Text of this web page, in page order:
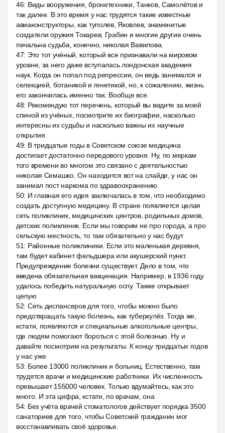
46: Виды вооружения, бронетехники, Танков, Самолётов и
так далее. В это время у нас трудятся такие известные
авиаконструкторы, как туполев, Яковлев, знаменитые
создатели оружия Токарев, Грабин и многие другие очень
печальна судьба, конечно, николая Вавилова.
47: Это тот учёный, который все признавали на мировом
уровне, за него даже вступалась лондонская академия
наук. Когда он попал под репрессии, он ведь занимался и
селекцией, ботаникой и генетикой, но, к сожалению, жизнь
его закончилась именно так. Вообще все.
48: Рекомендую тот перечень, который вы видите за моей
спиной из учёных, посмотрите их биографии, насколько
интересны их судьбы и насколько важны их научные
открытия.
49: В тридцатые годы в Советском союзе медицина
достигает достаточно передового уровня. Ну, по меркам
того времени во многом это связано с деятельностью
николая Семашко. Он находится вот на слайде, у нас он
занимал пост наркома по здравоохранению.
50: И главная его идея заключалась в том, что необходимо
создать доступную медицину. В стране появляется целая
сеть поликлиник, медицинских центров, родильных домов,
детских поликлиник. Если мы говорим не про города, а про
сельскую местность, то там обязательно у нас будут
51: Районные поликлиники. Если это маленькая деревня,
там будет кабинет фельдшера или акушерский пункт.
Предупреждение болезни существует. Дело в том, что
введена обязательная вакцинация. Например, в 1936 году
удалось победить натуральную оспу. Также открывает
целую
52: Сеть диспансеров для того, чтобы можно было
предотвращать такую болезнь, как туберкулёз. Тогда же,
кстати, появляются и специальные алкогольные центры,
где людям помогают бороться с этой болезнью. Ну и
давайте посмотрим на результаты. К концу тридцатых годов
у нас уже
53: Более 13000 поликлиник и больниц. Естественно, там
трудятся врачи и медицинские работники. Их численность
превышает 155000 человек. Только вдумайтесь, как это
много. И эта цифра, кстати, по врачам, она
54: Без учёта врачей стоматологов действует порядка 3500
санаториев для того, чтобы Советский гражданин мог
восстанавливать своё здоровье.